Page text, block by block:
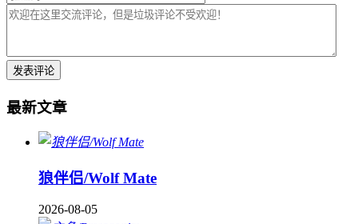
最新文章
狼伴侣/Wolf Mate
2026-08-05